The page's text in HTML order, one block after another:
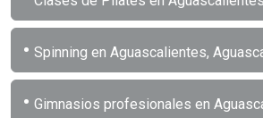
• Spinning en Aguascalientes,
• Gimnasios profesionales en